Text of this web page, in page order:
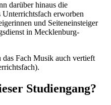
darüber hinaus die
erworben
und Seiteneinsteiger
in Mecklenburg-
das Fach Musik auch vertieft
Studiengang?